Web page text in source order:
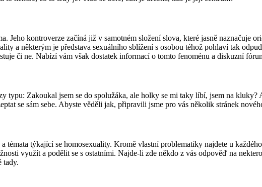
Jeho kontroverze začíná již v samotném složení slova, které jasně naznačuje
a některým je představa sexuálního sblížení s osobou téhož pohlaví tak
či ne. Nabízí vám však dostatek informací o tomto fenoménu a diskuzní
typu: Zakoukal jsem se do spolužáka, ale holky se mi taky líbí, jsem na
se sám sebe. Abyste věděli jak, připravili jsme pro vás několik stránek
témata týkající se homosexuality. Kromě vlastní problematiky najdete u
využít a podělit se s ostatními. Najde-li zde někdo z vás odpověď na
tady.